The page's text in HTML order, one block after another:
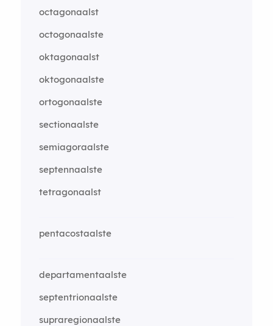
octagonaalst
octogonaalste
oktagonaalst
oktogonaalste
ortogonaalste
sectionaalste
semiagoraalste
septennaalste
tetragonaalst
pentacostaalste
departamentaalste
septentrionaalste
supraregionaalste